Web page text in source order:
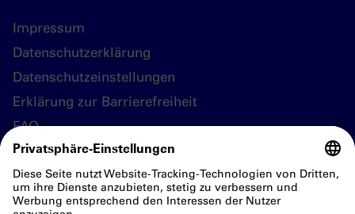
Impressum
Datenschutzerklärung
Datenschutzeinstellungen
Erklärung zur Barrierefreiheit
FAQ
Folgen Sie uns